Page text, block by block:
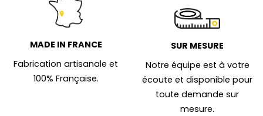
MADE IN FRANCE
Fabrication artisanale et
100% Française.
SUR MESURE
Notre équipe est à votre
écoute et disponible pour
toute demande sur
mesure.